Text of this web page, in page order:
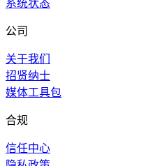
系统状态
公司
关于我们
招贤纳士
媒体工具包
合规
信任中心